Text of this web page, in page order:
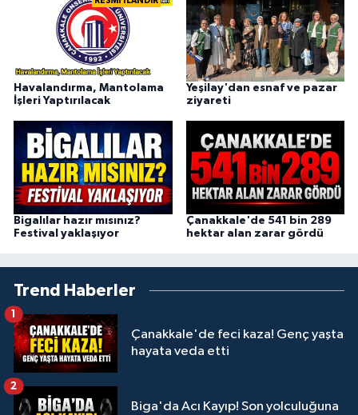
Havalandırma, Mantolama
İşleri Yaptırılacak
Yeşilay'dan esnaf ve pazar
ziyareti
Bigalılar hazır mısınız?
Festival yaklaşıyor
Çanakkale'de 541 bin 289
hektar alan zarar gördü
Trend Haberler
Çanakkale'de feci kaza! Genç yaşta
hayata veda etti
1
Biga'da Acı Kayıp! Son yolculuğuna
2